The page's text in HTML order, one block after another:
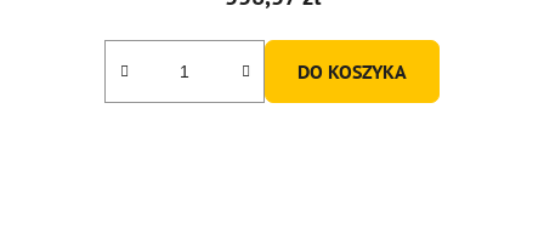
DO KOSZYKA